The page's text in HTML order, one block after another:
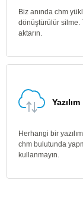
Biz anında chm
dönüştürülür silme.
aktarın.
Herhangi bir
chm bulutunda
kullanmayın.